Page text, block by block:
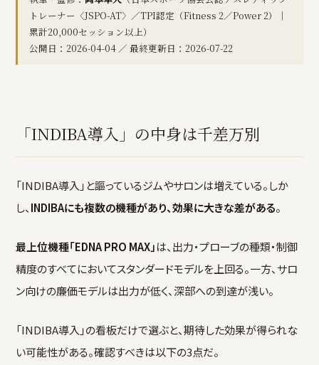
トレーナー〈JSPO-AT〉／TPI認定（Fitness 2／Power 2）｜
累計20,000セッション以上）
公開日：2026-04-04 ／ 最終更新日：2026-07-22
「INDIBA導入」の中身は千差万別
「INDIBA導入」と謳っているジムやサロンは増えている。しか
し、 INDIBAにも複数の機種があり、効果に大きな差がある。
最上位機種「EDNA PRO MAX」は、出力・プローブの種類・制御
精度のすべてにおいてスタンダードモデルを上回る。一方、サロ
ン向けの廉価モデルは出力が低く、深部への到達が浅い。
「INDIBA導入」の看板だけで選ぶと、期待した効果が得られな
い可能性がある。確認すべきは以下の3点だ。